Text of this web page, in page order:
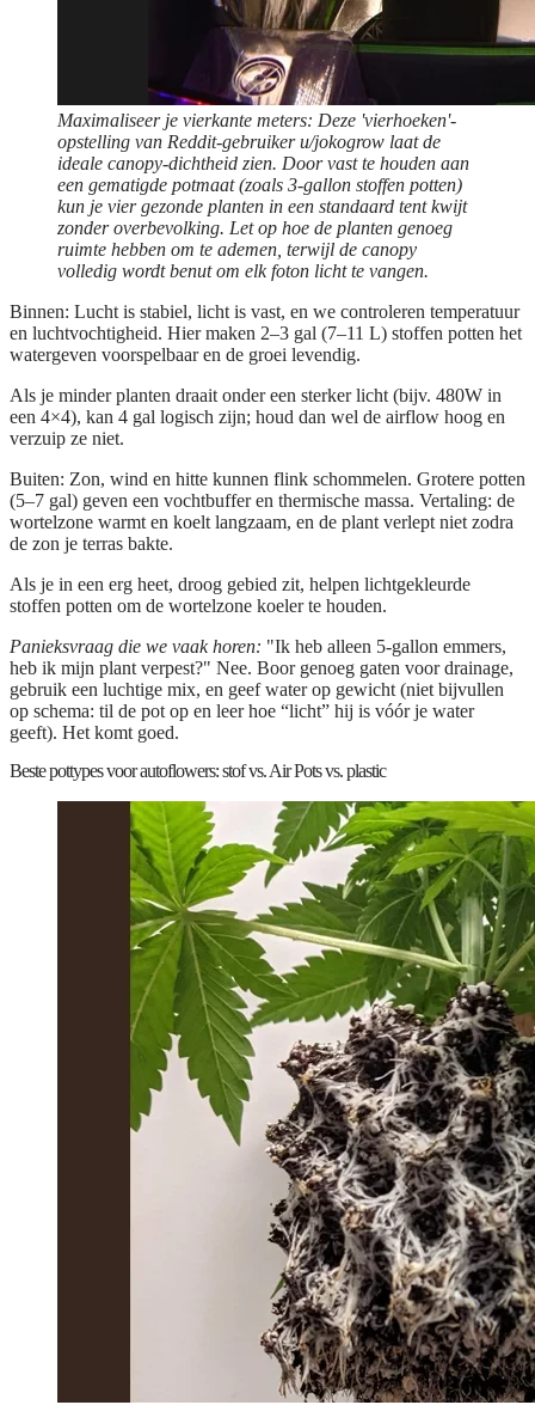
Maximaliseer je vierkante meters: Deze 'vierhoeken'-
opstelling van Reddit-gebruiker u/jokogrow laat de
ideale canopy-dichtheid zien. Door vast te houden aan
een gematigde potmaat (zoals 3-gallon stoffen potten)
kun je vier gezonde planten in een standaard tent kwijt
zonder overbevolking. Let op hoe de planten genoeg
ruimte hebben om te ademen, terwijl de canopy
volledig wordt benut om elk foton licht te vangen.
Binnen: Lucht is stabiel, licht is vast, en we controleren temperatuur
en luchtvochtigheid. Hier maken 2–3 gal (7–11 L) stoffen potten het
watergeven voorspelbaar en de groei levendig.
Als je minder planten draait onder een sterker licht (bijv. 480W in
een 4×4), kan 4 gal logisch zijn; houd dan wel de airflow hoog en
verzuip ze niet.
Buiten: Zon, wind en hitte kunnen flink schommelen. Grotere potten
(5–7 gal) geven een vochtbuffer en thermische massa. Vertaling: de
wortelzone warmt en koelt langzaam, en de plant verlept niet zodra
de zon je terras bakte.
Als je in een erg heet, droog gebied zit, helpen lichtgekleurde
stoffen potten om de wortelzone koeler te houden.
Panieksvraag die we vaak horen: "Ik heb alleen 5-gallon emmers,
heb ik mijn plant verpest?" Nee. Boor genoeg gaten voor drainage,
gebruik een luchtige mix, en geef water op gewicht (niet bijvullen
op schema: til de pot op en leer hoe “licht” hij is vóór je water
geeft). Het komt goed.
Beste pottypes voor autoflowers: stof vs. Air Pots vs. plastic